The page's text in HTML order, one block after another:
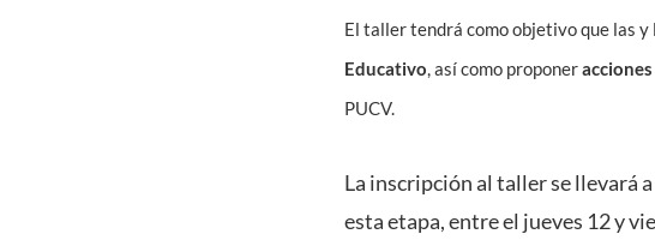
El taller tendrá como objetivo que las
Educativo, así como proponer
PUCV.
La inscripción al taller se llevará
esta etapa, entre el jueves 12 y